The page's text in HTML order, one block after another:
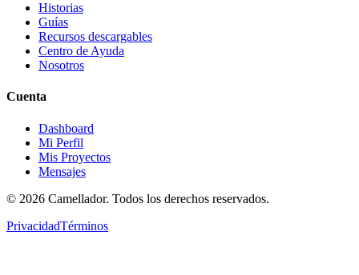
Historias
Guías
Recursos descargables
Centro de Ayuda
Nosotros
Cuenta
Dashboard
Mi Perfil
Mis Proyectos
Mensajes
© 2026 Camellador. Todos los derechos reservados.
PrivacidadTérminos